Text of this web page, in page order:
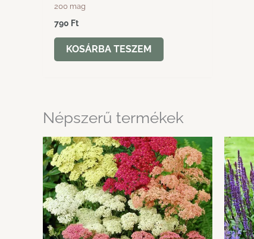
200 mag
790 Ft
KOSÁRBA TESZEM
Népszerű termékek